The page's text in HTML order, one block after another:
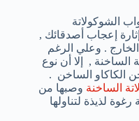
الشوكولاتة
إعجاب أصدقائك ,
. وعلي الرغم
الساخنة , إلا أن نوع
الكاكاو الساخن .
الساخنة وصبها من
لذيذة لتناولها